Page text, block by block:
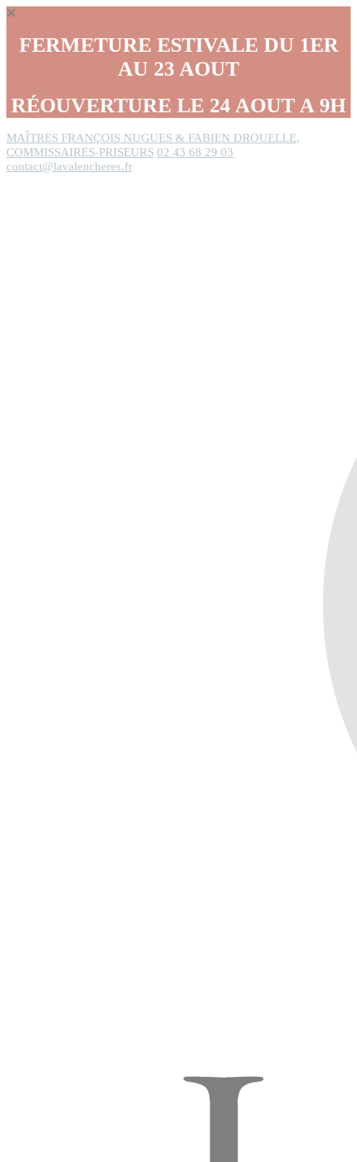
FERMETURE ESTIVALE DU 1ER
AU 23 AOUT
RÉOUVERTURE LE 24 AOUT A 9H
MAÎTRES FRANÇOIS NUGUES & FABIEN DROUELLE,
COMMISSAIRES-PRISEURS 02 43 68 29 03
contact@lavalencheres.fr
Panneau de gestion des cookies